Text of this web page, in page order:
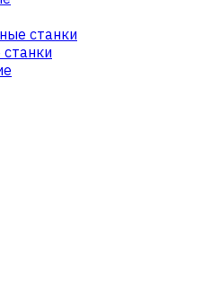
станки